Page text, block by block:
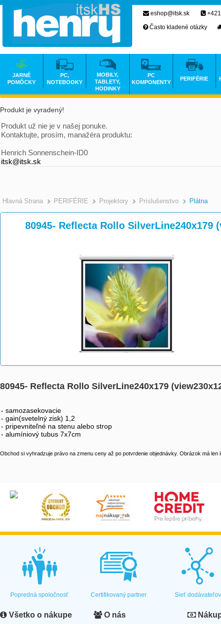
Produkt je vyradený!
Produkt už nie je v našej ponuke.
Kontaktujte, prosím, manažéra produktu:
Henrich Sonnenschein-ID0
itsk@itsk.sk
Hlavná Strana >
PERIFÉRIE >
Projektory >
Príslušenstvo Plátna
80945- Reflecta Rollo SilverLine240x179
80945- Reflecta Rollo SilverLine240x179
- samozasekovacie
- gain(svetelný zisk) 1,2
- pripevniteľné na stenu alebo strop
- alumíniový tubus 7x7cm
Obchod si vyhradzuje právo na zmenu ceny až po potvrdenie objednávky. Obrázok má len
eshop@itsk.sk
Často kladené otázky
JARNÉ
POMÔCKY
PC,
NOTEBOOKY
MOBILY,
TABLETY,
HODINKY
PC
KOMPONENTY
PERIFÉRIE
Popredná spoločnosť Certifikovaný partner Sieť dodávateľov
Všetko o nákupe O nás